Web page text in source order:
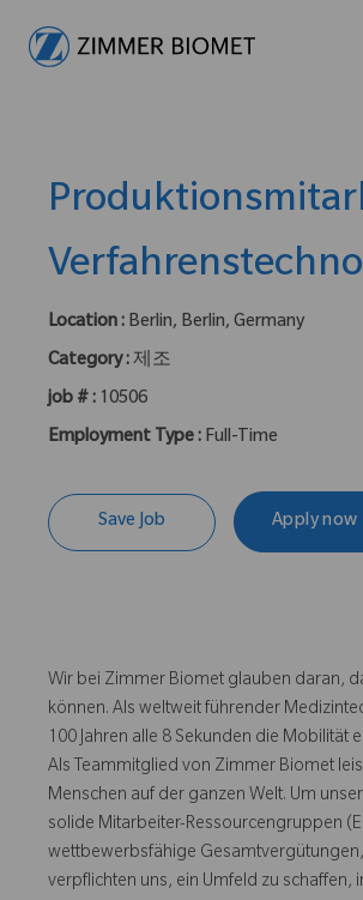
Location : Berlin, Berlin, Germany
Category :제조
job # : 10506
Employment Type : Full-Time
Save Job Apply now
Wir bei Zimmer Biomet glauben daran,
können. Als weltweit führender
100 Jahren alle 8 Sekunden die Mobilität
Als Teammitglied von Zimmer Biomet
Menschen auf der ganzen Welt. Um
solide Mitarbeiter-Ressourcengruppen
wettbewerbsfähige
verpflichten uns, ein Umfeld zu